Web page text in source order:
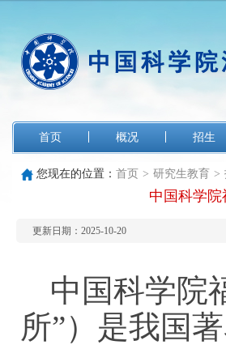
首页 概况 招生
您现在的位置： 首页 > 研究生教育 >
中国科学
更新日期：2025-10-20
中国科学院
所”）是我国